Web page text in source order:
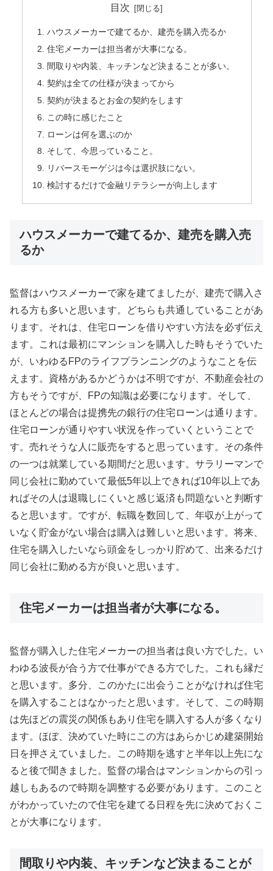
目次
ハウスメーカーで建てるか、建売を購入売るか
住宅メーカーは担当者が大事になる。
間取りや内装、キッチンなど決まることが多い。
契約は全ての仕様が決まってから
契約が決まるとお金の契約をします
この時に感じたこと
ローンは何を選ぶのか
そして、今思っていること。
リバースモーゲジは今は選択肢にない。
検討するだけで金融リテラシーが向上します
ハウスメーカーで建てるか、建売を購入売
るか
監督はハウスメーカーで家を建てましたが、建売で購入さ
れる方も多いと思います。どちらも共通していることがあ
ります。それは、住宅ローンを借りやすい方法を必ず伝え
ます。これは最初にマンションを購入した時もそうでいた
が、いわゆるFPのライフプランニングのようなことを伝
えます。資格があるかどうかは不明ですが、不動産会社の
方もそうですが、FPの知識は必要になります。そして、
ほとんどの場合は提携先の銀行の住宅ローンは通ります。
住宅ローンが通りやすい状況を作っていくということで
す。売れそうな人に販売をすると思っています。その条件
の一つは就業している期間だと思います。サラリーマンで
同じ会社に勤めていて最低5年以上できれば10年以上であ
ればその人は退職しにくいと感じ返済も問題ないと判断す
ると思います。ですが、転職を数回して、年収が上がって
いなく貯金がない場合は購入は難しいと思います。将来、
住宅を購入したいなら頭金をしっかり貯めて、出来るだけ
同じ会社に勤める方が良いと思います。
住宅メーカーは担当者が大事になる。
監督が購入した住宅メーカーの担当者は良い方でした。い
わゆる波長が合う方で仕事ができる方でした。これも縁だ
と思います。多分、このかたに出会うことがなければ住宅
を購入することはなかったと思います。そして、この時期
は先ほどの震災の関係もあり住宅を購入する人が多くなり
ます。ほぼ、決めていた時にこの方はあらかじめ建築開始
日を押さえていました。この時期を逃すと半年以上先にな
ると後で聞きました。監督の場合はマンションからの引っ
越しもあるので時期を調整する必要があります。このこと
がわかっていたので住宅を建てる日程を先に決めておくこ
とが大事になります。
間取りや内装、キッチンなど決まることが